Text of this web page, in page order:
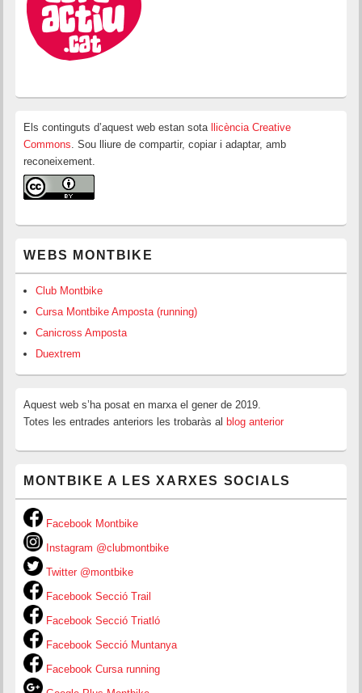
Els continguts d’aquest web estan sota llicència Creative
Commons. Sou lliure de compartir, copiar i adaptar, amb
reconeixement.
WEBS MONTBIKE
Club Montbike
Cursa Montbike Amposta (running)
Canicross Amposta
Duextrem
Aquest web s’ha posat en marxa el gener de 2019.
Totes les entrades anteriors les trobaràs al blog anterior
MONTBIKE A LES XARXES SOCIALS
Facebook Montbike
Instagram @clubmontbike
Twitter @montbike
Facebook Secció Trail
Facebook Secció Triatló
Facebook Secció Muntanya
Facebook Cursa running